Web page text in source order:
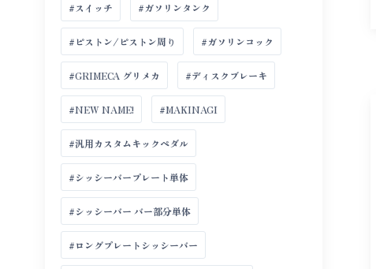
#スイッチ #ガソリンタンク
#ピストン/ピストン周り #ガソリンコック
#GRIMECA グリメカ #ディスクブレーキ
#NEW NAME! #MAKINAGI
#汎用カスタムキックペダル
#シッシーバープレート単体
#シッシーバー バー部分単体
#ロングプレートシッシーバー